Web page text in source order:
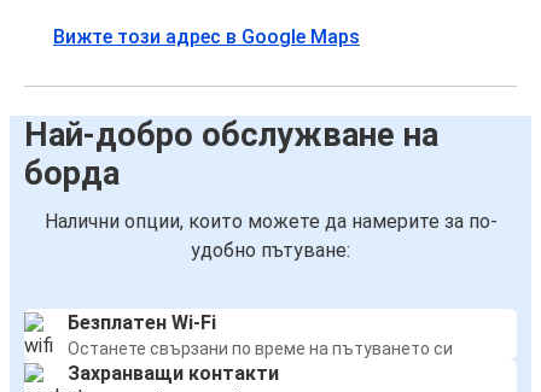
Вижте този адрес в Google Maps
Най-добро обслужване на
борда
Налични опции, които можете да намерите за по-
удобно пътуване:
Безплатен Wi-Fi
Останете свързани по време на пътуването си
Захранващи контакти